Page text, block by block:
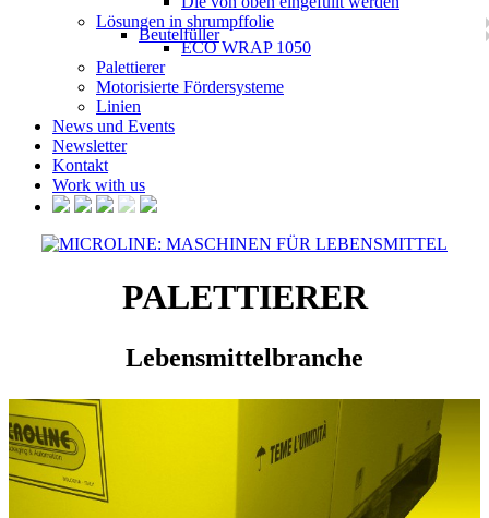
Lösungen in shrumpffolie
Beutelfüller
ECO WRAP 1050
Palettierer
Motorisierte Fördersysteme
Linien
News und Events
Newsletter
Kontakt
Work with us
PALETTIERER
Lebensmittelbranche